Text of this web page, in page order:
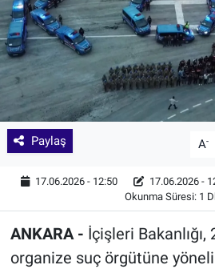
Paylaş A-
17.06.2026 - 12:50 17.06.2026 -
Okunma Süresi: 1
ANKARA - İçişleri Bakanlığı,
organize suç örgütüne